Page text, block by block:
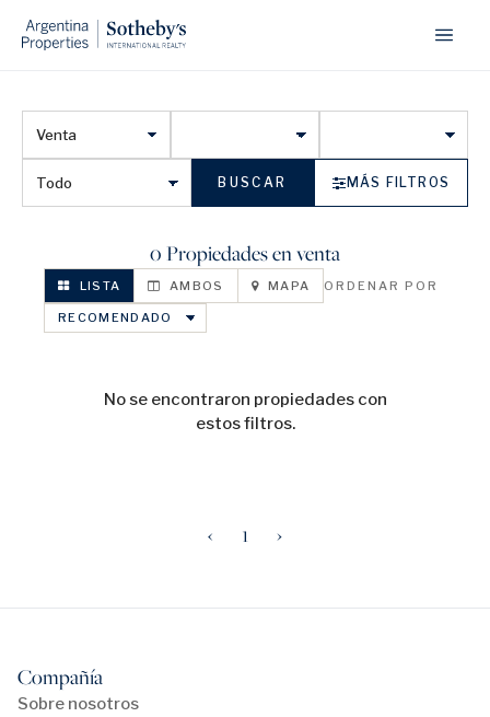
BUSCAR MÁS FILTROS
0 Propiedades en venta
LISTA AMBOS MAPA ORDENAR POR
No se encontraron propiedades con
estos filtros.
‹ 1 ›
Compañía
Sobre nosotros